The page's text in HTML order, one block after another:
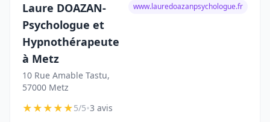
Laure DOAZAN-
Psychologue et
Hypnothérapeute
à Metz
10 Rue Amable Tastu,
57000 Metz
www.lauredoazanpsychologue.fr
★★★★★5/5•3 avis